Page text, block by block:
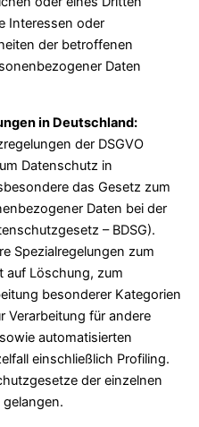
Interessen oder
der betroffenen
Daten
in Deutschland:
der DSGVO
Datenschutz in
das Gesetz zum
Daten bei der
– BDSG).
Spezialregelungen zum
auf Löschung, zum
besonderer Kategorien
Verarbeitung für andere
automatisierten
einschließlich Profiling.
der einzelnen